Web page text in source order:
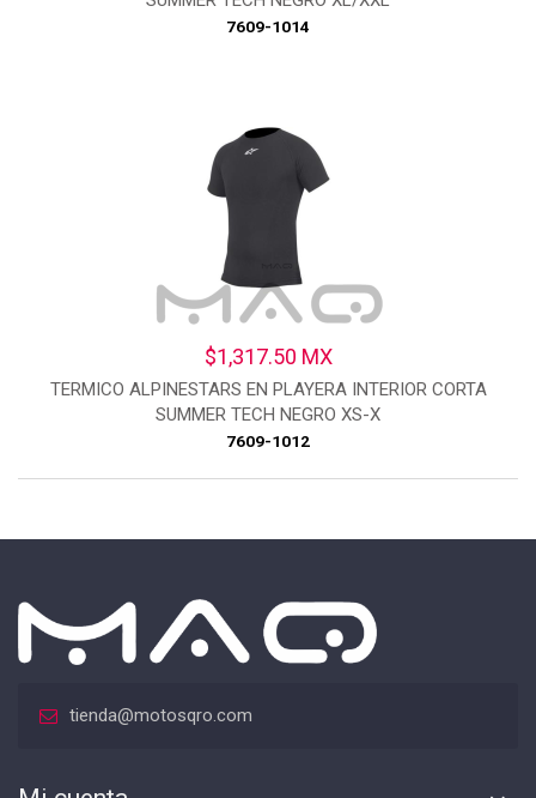
7609-1014
$1,317.50 MX
TERMICO ALPINESTARS EN PLAYERA INTERIOR CORTA
SUMMER TECH NEGRO XS-X
7609-1012
tienda@motosqro.com